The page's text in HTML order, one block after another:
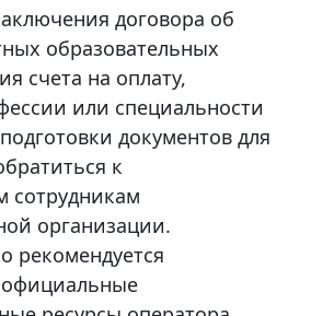
договора об
образовательных
счета на оплату,
или специальности
документов для
к
сотрудникам
организации.
рекомендуется
официальные